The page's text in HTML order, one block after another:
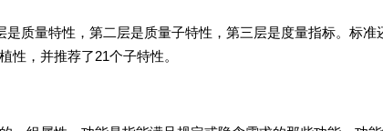
特性，第二层是质量子特性，第三层是度量指标。标准
性，并推荐了21个子特性。